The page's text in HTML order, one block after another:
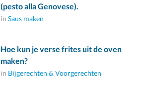
(pesto alla Genovese).
in Saus maken
Hoe kun je verse frites uit de oven
maken?
in Bijgerechten & Voorgerechten